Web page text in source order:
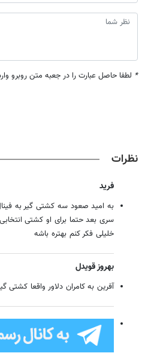
* لطفا حاصل عبارت را در جعبه متن روبرو
نظرات
فرید
به امید صعود سه کشتی گیر به
سری بعد حتما برای او کشتی
خلیلی فکر کنم بهتره باشه
بهروز قویدل
آفرین به کامران دلاور واقعا